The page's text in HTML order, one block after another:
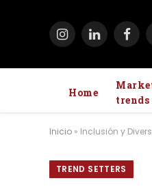
InstagramLinkedIn
Home
trends
Inicio » Inclusión y
TREND SETTERS